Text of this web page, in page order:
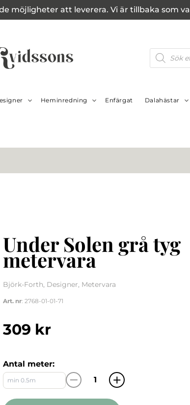
möjligheter att leverera. Vi är tillbaka som
Heminredning Enfärgat Dalahästar
Under Solen grå tyg
metervara
Björk-Forth, Designer, Metervara
Art. nr: 2768-01-01-71
309 kr
Antal meter:
Under Solen grå tyg